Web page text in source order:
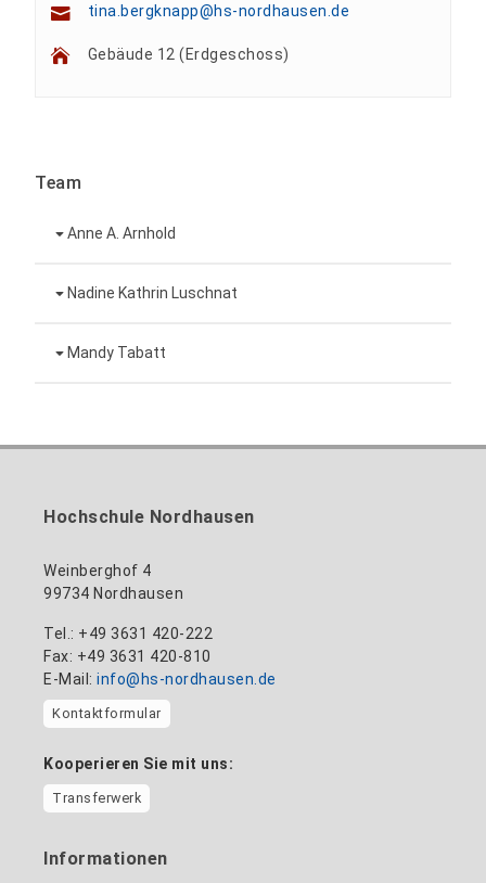
tina.bergknapp@hs-nordhausen.de
Gebäude 12 (Erdgeschoss)
Team
Anne A. Arnhold
Technische Mitarbeiterin
+49 3631 420-151
anne-ariane.arnhold@hs-nordhausen.de
Nadine Kathrin Luschnat
Leiterin Hochschulmarketing
Gebäude 12 (Erdgeschoss)
Mandy Tabatt
mandy.tabatt@hs-nordhausen.de
Gebäude 11, Raum 11.0101
Hochschule Nordhausen
Weinberghof 4
99734 Nordhausen
Tel.: +49 3631 420-222
Fax: +49 3631 420-810
E-Mail: info@hs-nordhausen.de
Kontaktformular
Kooperieren Sie mit uns:
Transferwerk
Informationen